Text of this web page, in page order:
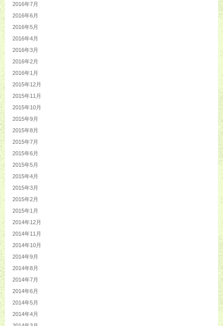
2016年7月
2016年6月
2016年5月
2016年4月
2016年3月
2016年2月
2016年1月
2015年12月
2015年11月
2015年10月
2015年9月
2015年8月
2015年7月
2015年6月
2015年5月
2015年4月
2015年3月
2015年2月
2015年1月
2014年12月
2014年11月
2014年10月
2014年9月
2014年8月
2014年7月
2014年6月
2014年5月
2014年4月